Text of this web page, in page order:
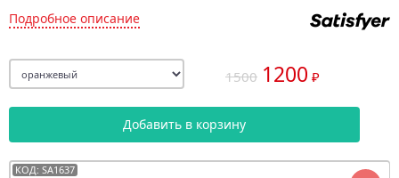
Подробное описание
1500 1200 ₽
Добавить в корзину
КОД: SA1637